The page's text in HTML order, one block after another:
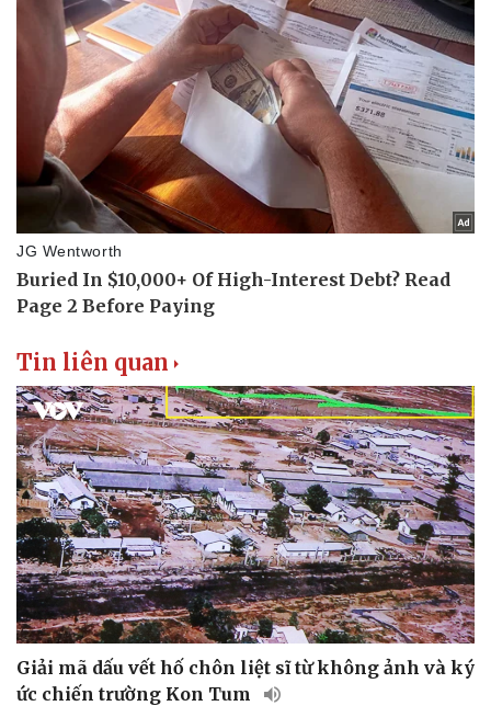
Tin liên quan
Giải mã dấu vết hố chôn liệt sĩ từ không ảnh và ký
ức chiến trường Kon Tum